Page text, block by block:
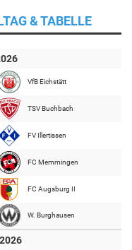
& TABELLE
VfB Eichstätt
TSV Buchbach
FV Illertissen
FC Memmingen
FC Augsburg II
W. Burghausen